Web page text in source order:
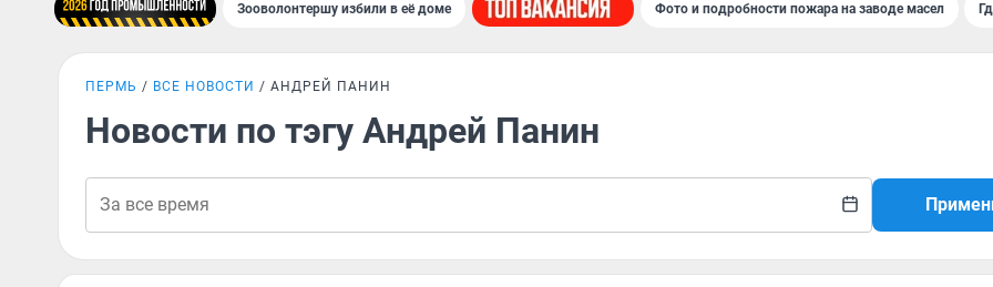
Зооволонтершу избили в её доме Фото и подробности пожара на заводе масел
ПЕРМЬ ВСЕ НОВОСТИ АНДРЕЙ ПАНИН
Новости по тэгу Андрей Панин